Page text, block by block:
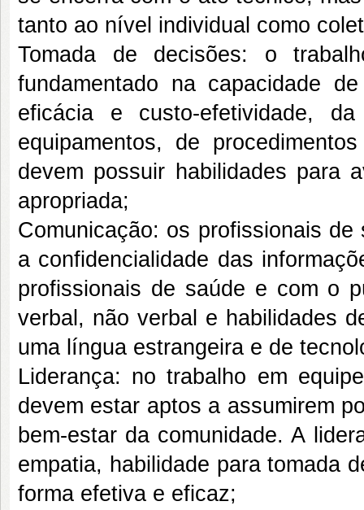
tanto ao nível individual como
Tomada de decisões: o
fundamentado na capacidade
eficácia e custo-efetividade,
equipamentos, de
devem possuir habilidades para
apropriada;
Comunicação: os profissionais
a confidencialidade das
profissionais de saúde e com o
verbal, não verbal e habilidades
uma língua estrangeira e de
Liderança: no trabalho em
devem estar aptos a assumirem
bem-estar da comunidade. A
empatia, habilidade para tomada
forma efetiva e eficaz;